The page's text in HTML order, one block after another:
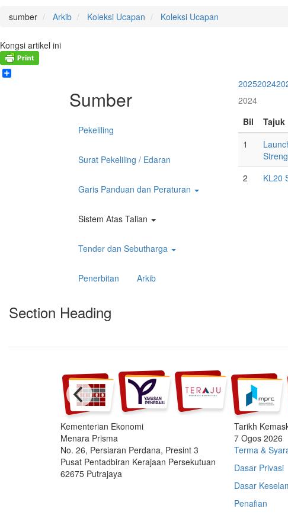
sumber Arkib Koleksi Ucapan Koleksi Ucapan
Kongsi artikel ini
Sumber
Pekeliling
Surat Pekeliling / Edaran
Garis Panduan dan Peraturan
Sistem Atas Talian
Tender dan Sebutharga
Penerbitan Arkib
20252024
2024
Bil
Tajuk
1
2
KL20
Section Heading
Kementerian Ekonomi
Menara Prisma
No. 26, Persiaran Perdana, Presint 3
Pusat Pentadbiran Kerajaan Persekutuan
62675 Putrajaya
Tarikh
7 Ogos 2026
Terma &
Dasar Privasi
Dasar
Penafian